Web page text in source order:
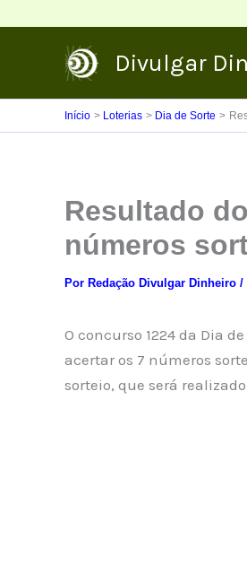
Divulgar
Início Loterias Dia de Sorte
Resultado
números
Por Redação Divulgar Dinheiro /
O concurso 1224 da Dia
acertar os 7 números
sorteio, que será